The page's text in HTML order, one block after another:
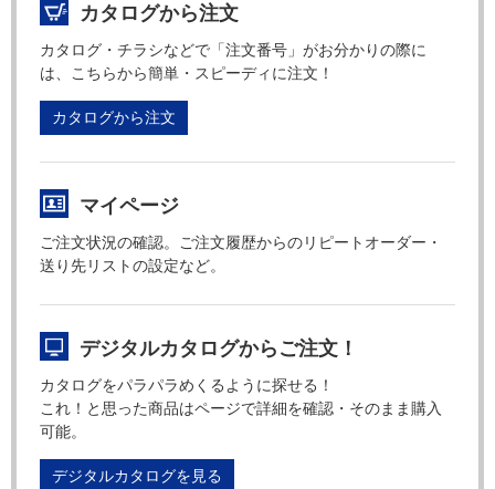
カタログから注文
カタログ・チラシなどで「注文番号」がお分かりの際に
は、こちらから簡単・スピーディに注文！
カタログから注文
マイページ
ご注文状況の確認。ご注文履歴からのリピートオーダー・
送り先リストの設定など。
デジタルカタログからご注文！
カタログをパラパラめくるように探せる！
これ！と思った商品はページで詳細を確認・そのまま購入
可能。
デジタルカタログを見る